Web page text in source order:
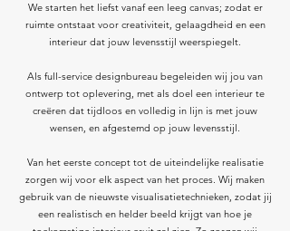
We starten het liefst vanaf een leeg canvas; zodat er
ruimte ontstaat voor creativiteit, gelaagdheid en een
interieur dat jouw levensstijl weerspiegelt.
Als full-service designbureau begeleiden wij jou van
ontwerp tot oplevering, met als doel een interieur te
creëren dat tijdloos en volledig in lijn is met jouw
wensen, en afgestemd op jouw levensstijl.
Van het eerste concept tot de uiteindelijke realisatie
zorgen wij voor elk aspect van het proces. Wij maken
gebruik van de nieuwste visualisatietechnieken, zodat jij
een realistisch en helder beeld krijgt van hoe je